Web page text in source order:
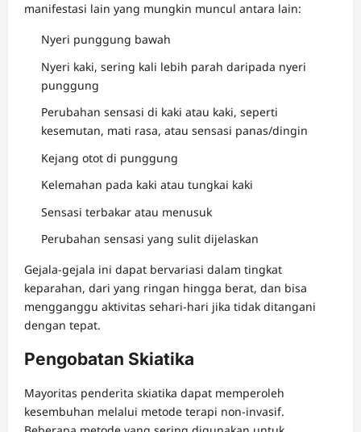
manifestasi lain yang mungkin muncul antara lain:
Nyeri punggung bawah
Nyeri kaki, sering kali lebih parah daripada nyeri
punggung
Perubahan sensasi di kaki atau kaki, seperti
kesemutan, mati rasa, atau sensasi panas/dingin
Kejang otot di punggung
Kelemahan pada kaki atau tungkai kaki
Sensasi terbakar atau menusuk
Perubahan sensasi yang sulit dijelaskan
Gejala-gejala ini dapat bervariasi dalam tingkat
keparahan, dari yang ringan hingga berat, dan bisa
mengganggu aktivitas sehari-hari jika tidak ditangani
dengan tepat.
Pengobatan Skiatika
Mayoritas penderita skiatika dapat memperoleh
kesembuhan melalui metode terapi non-invasif.